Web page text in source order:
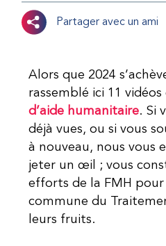
Partager avec un ami
Alors que 2024
rassemblé ici 11 vidéos
d’aide humanitaire. Si
déjà vues, ou si vous
à nouveau, nous vous
jeter un œil ; vous
efforts de la FMH
commune du
leurs fruits.